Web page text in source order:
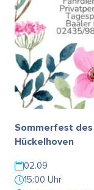
Sommerfest
Hückelhoven
02.09
15:00 Uhr